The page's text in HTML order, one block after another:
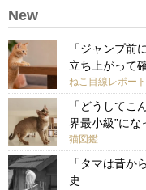
New
「ジャンプ
立ち上がって
ねこ目線レポート
「どうして
界最小級”にな
猫図鑑
「タマは昔
史